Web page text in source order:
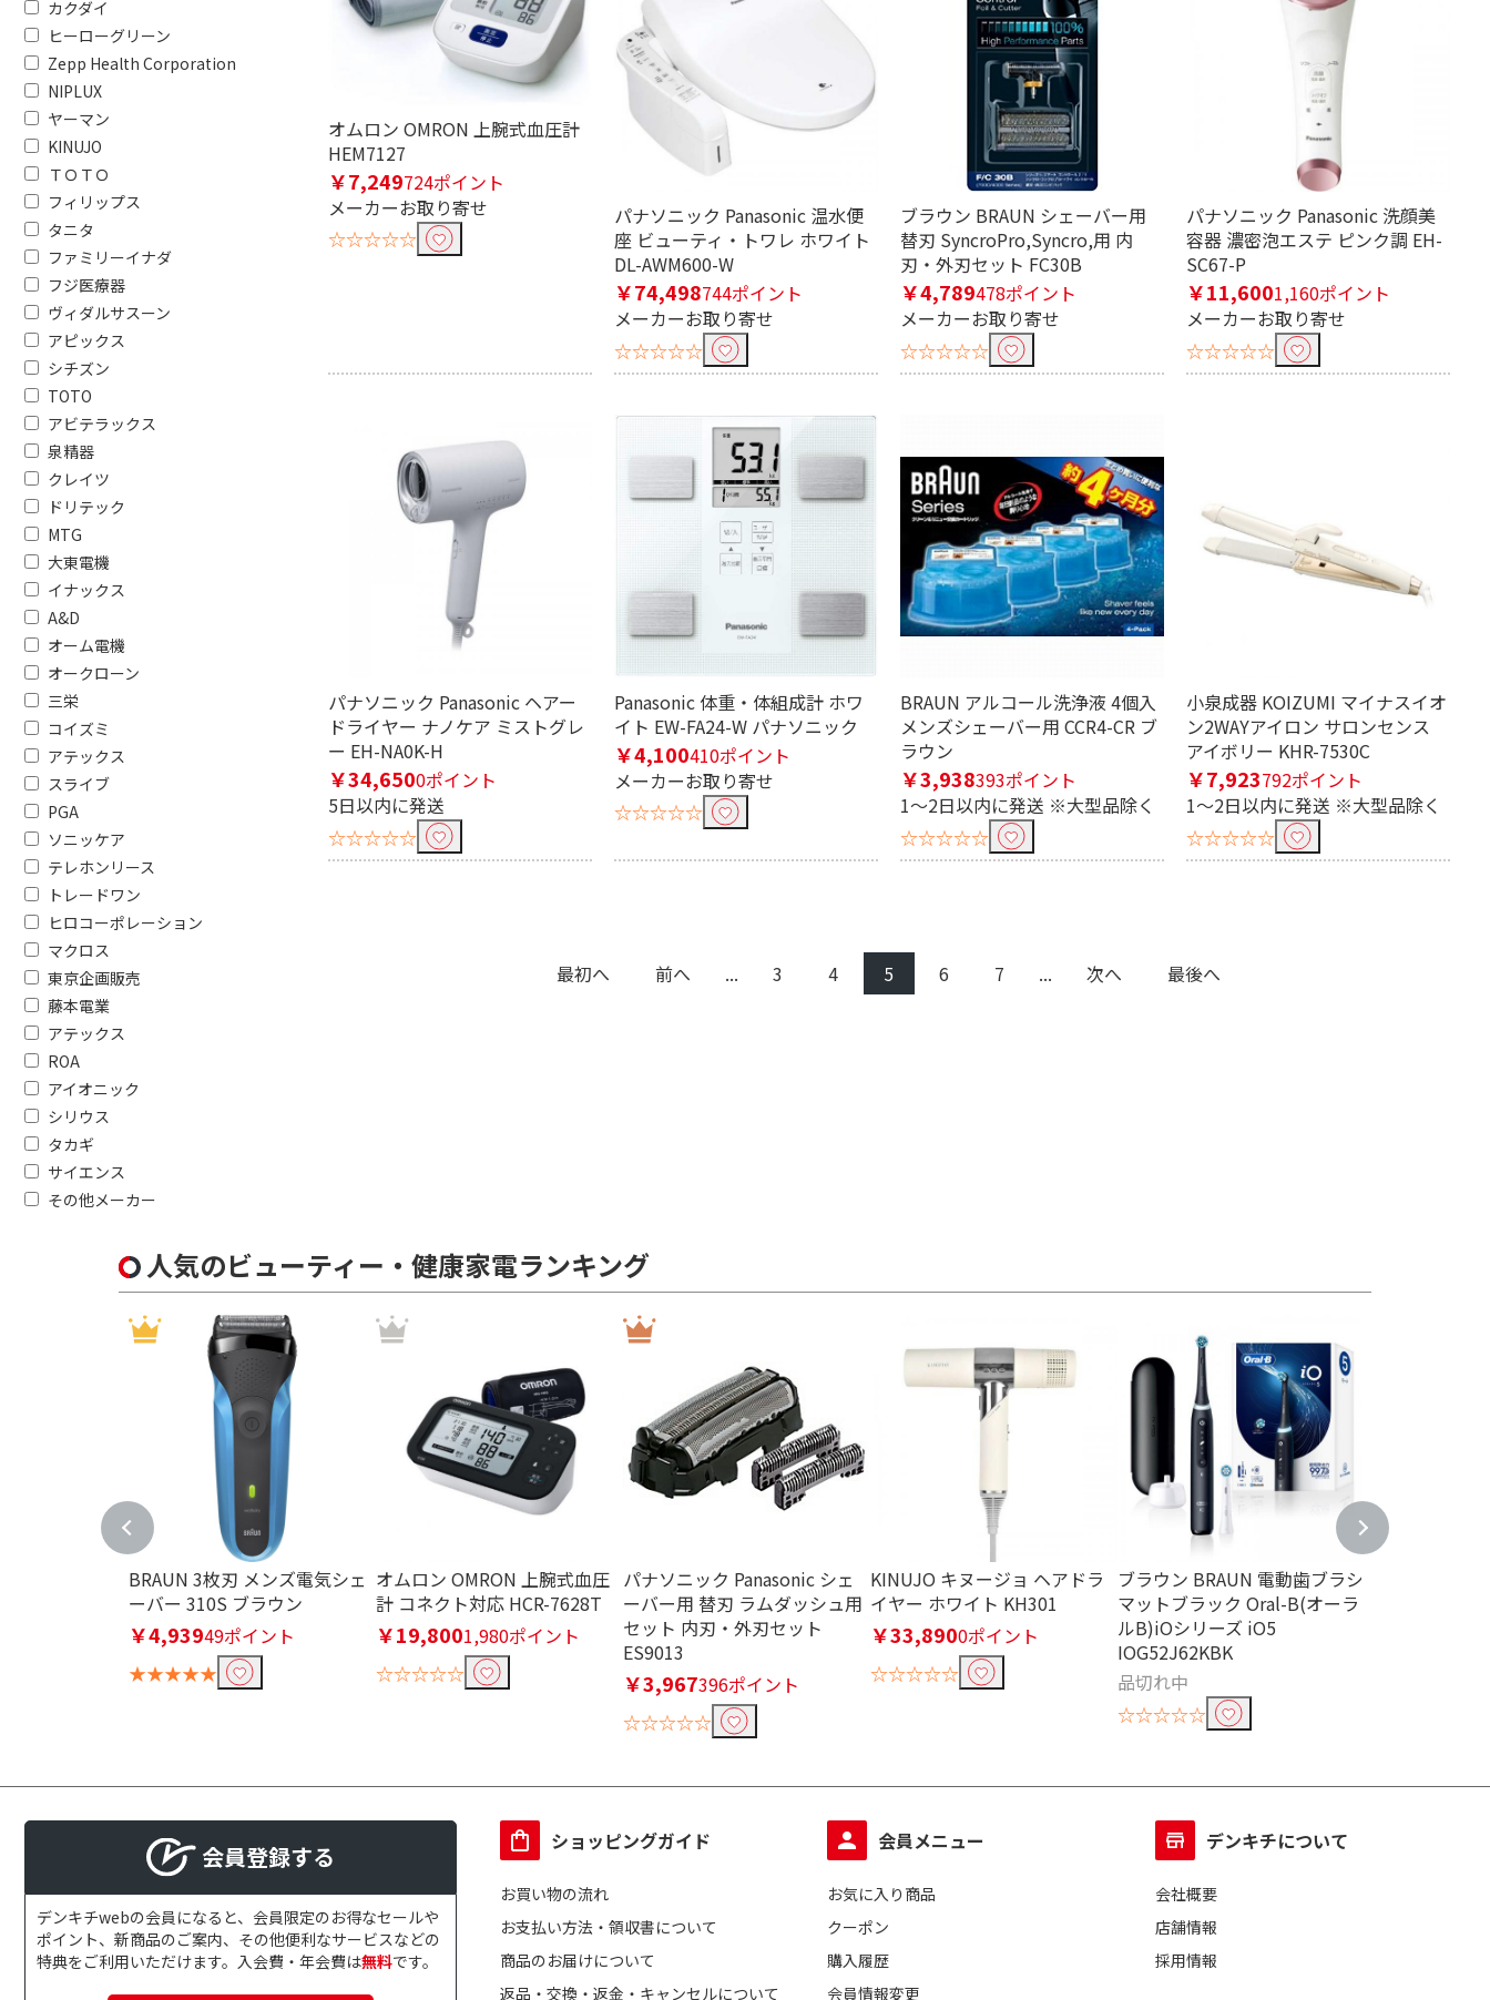
オムロン OMRON 上腕式血圧計
HEM7127
￥7,249724ポイント
メーカーお取り寄せ
☆☆☆☆☆
パナソニック Panasonic 温水便
座 ビューティ・トワレ ホワイト
DL-AWM600-W
￥74,498744ポイント
メーカーお取り寄せ
☆☆☆☆☆
ブラウン BRAUN シェーバー用
替刃 SyncroPro,Syncro,用 内
刃・外刃セット FC30B
￥4,789478ポイント
メーカーお取り寄せ
☆☆☆☆☆
パナソニック Panasonic 洗顔美
容器 濃密泡エステ ピンク調 EH-
SC67-P
￥11,6001,160ポイント
メーカーお取り寄せ
☆☆☆☆☆
パナソニック Panasonic ヘアー
ドライヤー ナノケア ミストグレ
ー EH-NA0K-H
￥34,6500ポイント
5日以内に発送
☆☆☆☆☆
Panasonic 体重・体組成計 ホワ
イト EW-FA24-W パナソニック
￥4,100410ポイント
メーカーお取り寄せ
☆☆☆☆☆
BRAUN アルコール洗浄液 4個入
メンズシェーバー用 CCR4-CR ブ
ラウン
￥3,938393ポイント
1～2日以内に発送 ※大型品除く
☆☆☆☆☆
小泉成器 KOIZUMI マイナスイオ
ン2WAYアイロン サロンセンス
アイボリー KHR-7530C
￥7,923792ポイント
1～2日以内に発送 ※大型品除く
☆☆☆☆☆
最初へ 前へ ... 3 4 5 6 7 ... 次へ 最後へ
カクダイ
ヒーローグリーン
Zepp Health Corporation
NIPLUX
ヤーマン
KINUJO
ＴＯＴＯ
フィリップス
タニタ
ファミリーイナダ
フジ医療器
ヴィダルサスーン
アピックス
シチズン
TOTO
アビテラックス
泉精器
クレイツ
ドリテック
MTG
大東電機
イナックス
A&D
オーム電機
オークローン
三栄
コイズミ
アテックス
スライブ
PGA
ソニッケア
テレホンリース
トレードワン
ヒロコーポレーション
マクロス
東京企画販売
藤本電業
アテックス
ROA
アイオニック
シリウス
タカギ
サイエンス
その他メーカー
USB電源・充電式 USB電源専用 乾電池式 交流式（コード式）
交流充電式 充電・交流式両用 交流式 乾電池
タイプで絞り込む
据え置き型 置き型
消費電力で絞り込む
1300W 1200W
1000W
700W 500W
周波数（㎐）で絞り込む
頭皮洗浄ブラシ ヘッドスパ フェイスシェーバー 眉毛シェーバー
鼻毛カッター
替刃 角質ケア フットマッサージャー
ハンディマッサージャ
マッサージシート
ネックマッサージャー 振動マッサージャー 腰マッサージャー アイマッサージャー アルコールチェッカー
単3電池
単3形 充電池 収納ケース ボディシェーバー ミラー
替えブラシ
フェイスケア
本体重量で絞り込む
Bluetooth非対応
無
BLDCモーター搭載 BLDCモーター非搭載
マイナスイオンで絞り込む
有 無
自動温度調整機能で絞り込む
自動温度調整機能あり
使用可能電圧で絞り込む
AC100-240V
AC100-120V/200-
240V
AC100-120V/220-
240V
AC100V AC100V-240V AC100V～240V
その他電圧
可 不可
軽量タイプ(500g未満)で絞り込む
大風量モデル(1.5m3/分以上)で絞り込む
人気のビューティー・健康家電ランキング
BRAUN 3枚刃 メンズ電気シェ
ーバー 310S ブラウン
￥4,93949ポイント
★★★★★
オムロン OMRON 上腕式血圧
計 コネクト対応 HCR-7628T
￥19,8001,980ポイント
☆☆☆☆☆
パナソニック Panasonic シェ
ーバー用 替刃 ラムダッシュ用
セット 内刃・外刃セット
ES9013
￥3,967396ポイント
☆☆☆☆☆
KINUJO キヌージョ ヘアドラ
イヤー ホワイト KH301
￥33,8900ポイント
☆☆☆☆☆
ブラウン BRAUN 電動歯ブラシ
マットブラック Oral-B(オーラ
ルB)iOシリーズ iO5
IOG52J62KBK
品切れ中
☆☆☆☆☆
会員登録する
デンキチwebの会員になると、会員限定のお得なセールや
ポイント、新商品のご案内、その他便利なサービスなどの
特典をご利用いただけます。入会費・年会費は無料です。
ショッピングガイド
お買い物の流れ
お支払い方法・領収書について
商品のお届けについて
返品・交換・返金・キャンセルについて
会員メニュー
お気に入り商品
クーポン
購入履歴
会員情報変更
デンキチについて
会社概要
店舗情報
採用情報